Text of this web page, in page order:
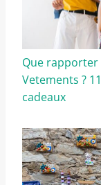
Que rapporter
Vetements ?
cadeaux